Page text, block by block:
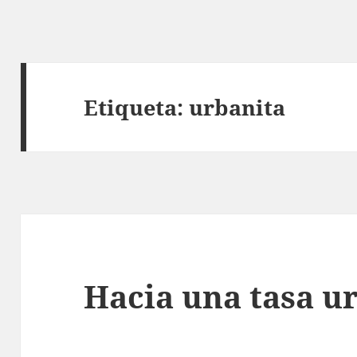
Etiqueta:urbanita
Hacia una tasa